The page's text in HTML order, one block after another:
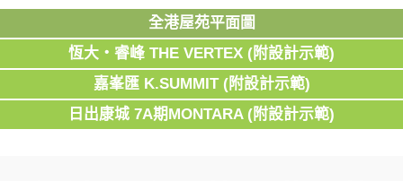
全港屋苑平面圖
恆大‧睿峰 THE VERTEX (附設計示範)
嘉峯匯 K.SUMMIT (附設計示範)
日出康城 7A期MONTARA (附設計示範)